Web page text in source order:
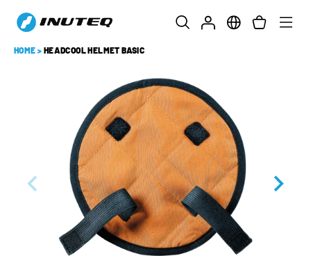
HOME > HEADCOOL HELMET BASIC